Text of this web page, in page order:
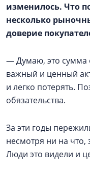
изменилось. Что
несколько
доверие
— Думаю, это сумма
важный и ценный
и легко потерять.
обязательства.
За эти годы
несмотря ни на
Люди это видели и